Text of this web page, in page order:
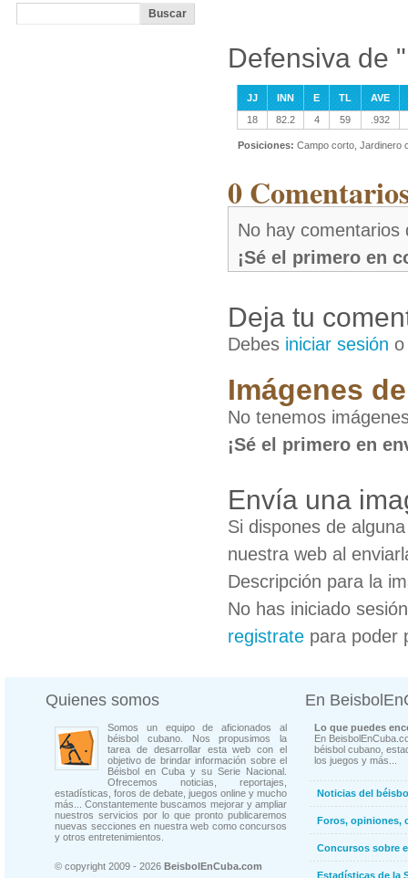
Defensiva de
JJ INN E TL
AVE
18
82.2 4 59 .932
Posiciones: Campo corto, Jardinero
0
No hay comentarios
¡Sé el primero en
Deja tu
Debes iniciar sesión
Imágenes
No tenemos
¡Sé el primero en
Envía una
Si dispones de
nuestra web al
Descripción para la
No has iniciado
registrate para poder
Quienes somos
Somos un equipo de aficionados al
béisbol cubano. Nos propusimos la
tarea de desarrollar esta web con el
objetivo de brindar información sobre el
Béisbol en Cuba y su Serie Nacional.
Ofrecemos noticias, reportajes,
estadísticas, foros de debate, juegos online y mucho
más... Constantemente buscamos mejorar y ampliar
nuestros servicios por lo que pronto publicaremos
nuevas secciones en nuestra web como concursos
y otros entretenimientos.
© copyright 2009 - 2026 BeisbolEnCuba.com
En
Lo que puedes
En
béisbol cubano,
los juegos y más...
Noticias del
Foros, opiniones,
Concursos sobre
Estadísticas de la